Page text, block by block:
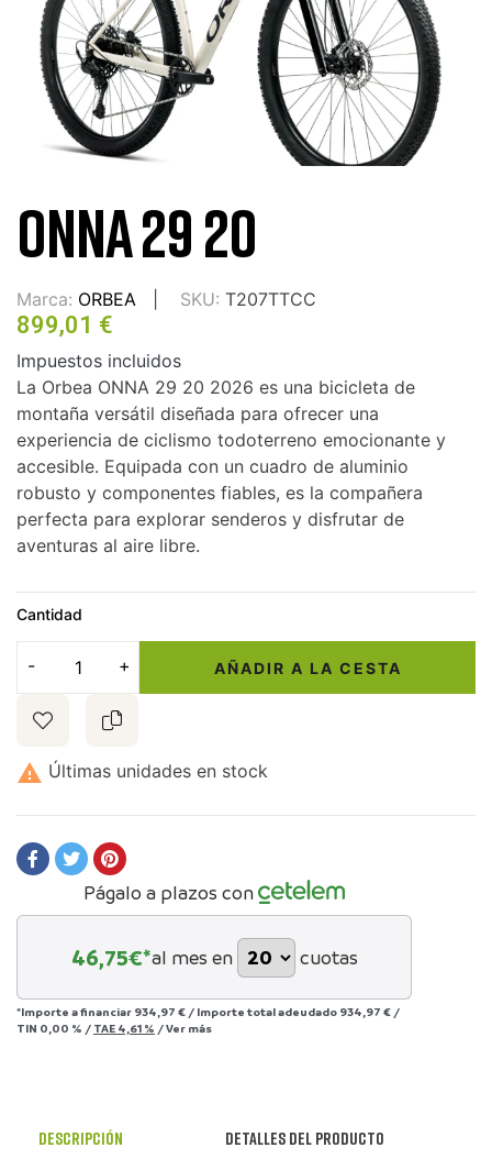
ONNA 29 20
Marca: ORBEA SKU: T207TTCC
899,01 €
Impuestos incluidos
La Orbea ONNA 29 20 2026 es una bicicleta de
montaña versátil diseñada para ofrecer una
experiencia de ciclismo todoterreno emocionante y
accesible. Equipada con un cuadro de aluminio
robusto y componentes fiables, es la compañera
perfecta para explorar senderos y disfrutar de
aventuras al aire libre.
Cantidad
AÑADIR A LA CESTA
 Últimas unidades en stock
Págalo a plazos con
46,75€*al mes en cuotas
*Importe a financiar 934,97 € / Importe total adeudado 934,97 € /
TIN 0,00 % / TAE 4,61 % /Ver más
Descripción Detalles del producto